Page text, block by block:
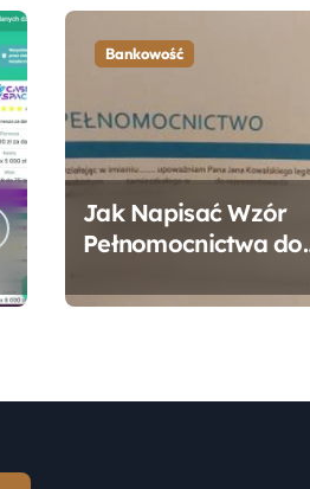
Bankowość
Jak Napisać Wzór
Pełnomocnictwa do
Praktyczny